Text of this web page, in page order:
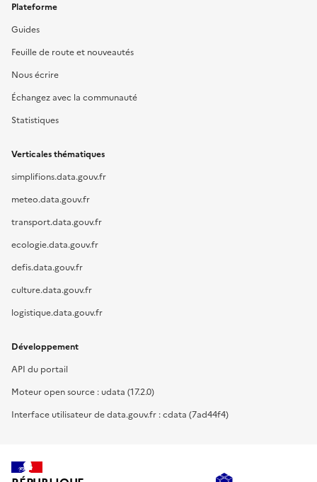
Plateforme
Guides
Feuille de route et nouveautés
Nous écrire
Échangez avec la communauté
Statistiques
Verticales thématiques
simplifions.data.gouv.fr
meteo.data.gouv.fr
transport.data.gouv.fr
ecologie.data.gouv.fr
defis.data.gouv.fr
culture.data.gouv.fr
logistique.data.gouv.fr
Développement
API du portail
Moteur open source : udata (17.2.0)
Interface utilisateur de data.gouv.fr : cdata (7ad44f4)